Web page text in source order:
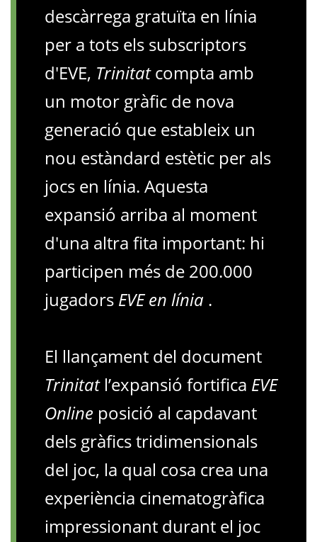
descàrrega gratuïta en línia
per a tots els subscriptors
d'EVE, Trinitatcompta amb
un motor gràfic de nova
generació que estableix un
nou estàndard estètic per als
jocs en línia. Aquesta
expansió arriba al moment
d'una altra fita important: hi
participen més de 200.000
jugadors EVE en línia .
El llançament del document
Trinitatl’expansió fortifica EVE
Online posició al capdavant
dels gràfics tridimensionals
del joc, la qual cosa crea una
experiència cinematogràfica
impressionant durant el joc